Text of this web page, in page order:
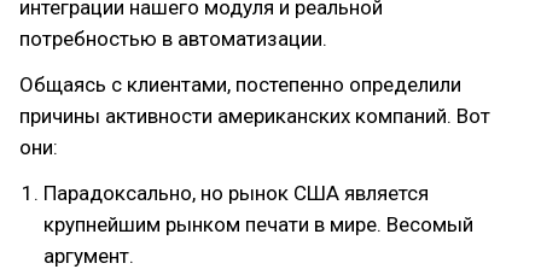
интеграции нашего модуля и реальной
потребностью в автоматизации.
Общаясь с клиентами, постепенно определили
причины активности американских компаний. Вот
они:
Парадоксально, но рынок США является
крупнейшим рынком печати в мире. Весомый
аргумент.